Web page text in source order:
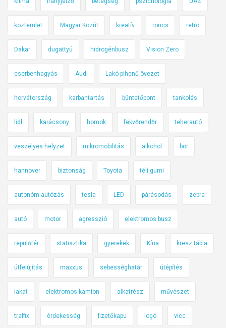
közterület Magyar Közút kreatív roncs retro
Dakar dugattyú hidrogénbusz Vision Zero
cserbenhagyás Audi Lakó-pihenő övezet
horvátország karbantartás büntetőpont tankolás
lidl karácsony homok fekvőrendőr teherautó
veszélyes helyzet mikromobilitás alkohol bor
hannover biztonság Toyota téli gumi
autonóm autózás tesla LED párásodás zebra
autó motor agresszió elektromos busz
repülőtér statisztika gyerekek Kína kresz tábla
útfelújítás maxxus sebességhatár útépítés
lakat elektromos kamion alkatrész művészet
traffix érdekesség fizetőkapu logó vicc